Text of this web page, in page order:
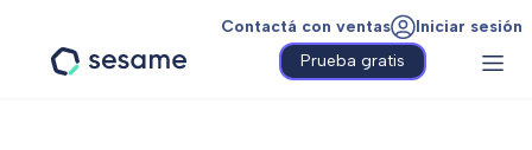
Contactá con ventas Iniciar sesión
Prueba gratis